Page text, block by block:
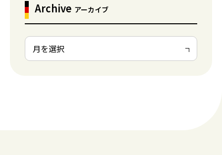
Archive アーカイブ